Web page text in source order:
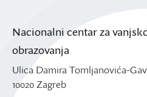
Nacionalni centar za
obrazovanja
Ulica Damira Tomljanovića-
10020 Zagreb